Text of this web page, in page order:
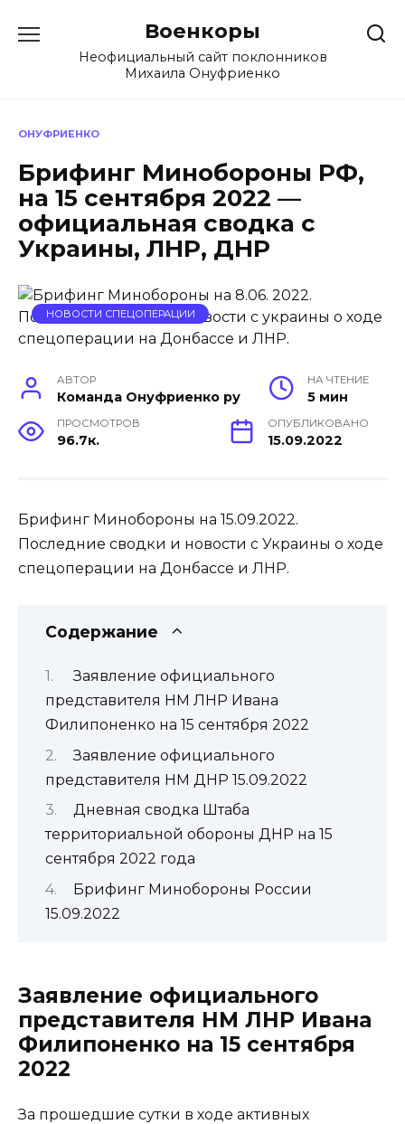
содержанию
Военкоры
Неофициальный сайт поклонников
Михаила Онуфриенко
ОНУФРИЕНКО
Брифинг Минобороны РФ,
на 15 сентября 2022 —
официальная сводка с
Украины, ЛНР, ДНР
НОВОСТИ СПЕЦОПЕРАЦИИ
АВТОР
Команда Онуфриенко ру
НА ЧТЕНИЕ
5 мин
ПРОСМОТРОВ
96.7к.
ОПУБЛИКОВАНО
15.09.2022
Брифинг Минобороны на 15.09.2022.
Последние сводки и новости с Украины о ходе
спецоперации на Донбассе и ЛНР.
Содержание
Заявление официального
представителя НМ ЛНР Ивана
Филипоненко на 15 сентября 2022
Заявление официального
представителя НМ ДНР 15.09.2022
Дневная сводка Штаба
территориальной обороны ДНР на 15
сентября 2022 года
Брифинг Минобороны России
15.09.2022
Заявление официального
представителя НМ ЛНР Ивана
Филипоненко на 15 сентября
2022
За прошедшие сутки в ходе активных